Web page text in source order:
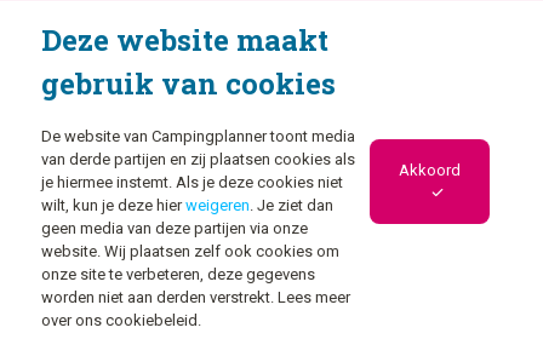
Deze website maakt
gebruik van cookies
De website van Campingplanner toont media
van derde partijen en zij plaatsen cookies als
je hiermee instemt. Als je deze cookies niet
wilt, kun je deze hierweigeren. Je ziet dan
geen media van deze partijen via onze
website. Wij plaatsen zelf ook cookies om
onze site te verbeteren, deze gegevens
worden niet aan derden verstrekt. Lees meer
over ons cookiebeleid.
Akkoord